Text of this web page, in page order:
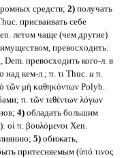
средств; 2)получать
присваивать себе
летом чаще (чем другие)
превосходить:
Dem. превосходить кого-л. в
над кем-л.; π. τι Thuc. и π.
τῶν μὴ καθηκόντων Polyb.
π. τῶν τεθέντων λόγων
4)обладать большим
οἱ π. βουλόμενοι Xen.
5)обижать,
притесняемым (ὑπό τινος